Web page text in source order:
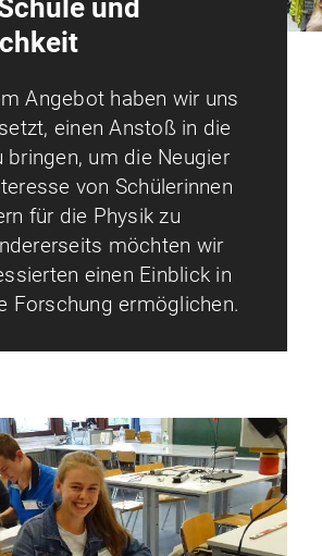
und
Angebot haben wir uns
einen Anstoß in die
bringen, um die Neugier
von Schülerinnen
für die Physik zu
möchten wir
einen Einblick in
Forschung ermöglichen.